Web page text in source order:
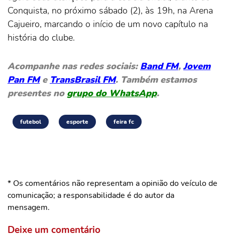
Conquista, no próximo sábado (2), às 19h, na Arena
Cajueiro, marcando o início de um novo capítulo na
história do clube.
Acompanhe nas redes sociais: Band FM, Jovem
Pan FMe TransBrasil FM. Também estamos
presentes no grupo do WhatsApp.
futebol esporte feira fc
* Os comentários não representam a opinião do veículo de
comunicação; a responsabilidade é do autor da
mensagem.
Deixe um comentário